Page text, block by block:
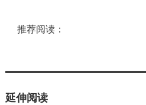
推荐阅读：
延伸阅读